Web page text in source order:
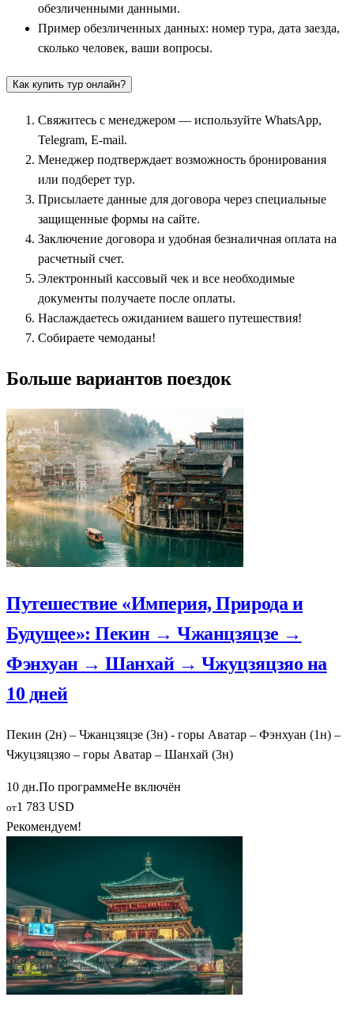
обезличенными данными.
Пример обезличенных данных: номер тура, дата заезда,
сколько человек, ваши вопросы.
Как купить тур онлайн?
Свяжитесь с менеджером — используйте WhatsApp,
Telegram, E-mail.
Менеджер подтверждает возможность бронирования
или подберет тур.
Присылаете данные для договора через специальные
защищенные формы на сайте.
Заключение договора и удобная безналичная оплата на
расчетный счет.
Электронный кассовый чек и все необходимые
документы получаете после оплаты.
Наслаждаетесь ожиданием вашего путешествия!
Собираете чемоданы!
Больше вариантов поездок
Путешествие «Империя, Природа и
Будущее»: Пекин → Чжанцзяцзе →
Фэнхуан → Шанхай → Чжуцзяцзяо на
10 дней
Пекин (2н) – Чжанцзяцзе (3н) - горы Аватар – Фэнхуан (1н) –
Чжуцзяцзяо – горы Аватар – Шанхай (3н)
10 дн.По программеНе включён
от1 783 USD
Рекомендуем!